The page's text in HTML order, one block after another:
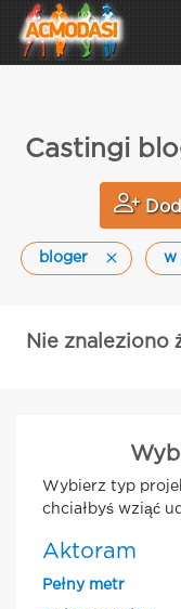
Castingi
bloger w
Nie znaleziono
Wybierz typ
chciałbyś wziąć
Aktoram
Pełny metr